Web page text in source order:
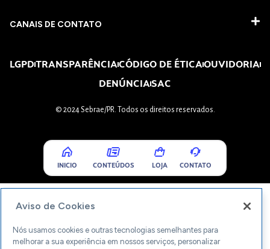
CANAIS DE CONTATO
LGPDTRANSPARÊNCIACÓDIGO DE ÉTICAOUVIDORIA
DENÚNCIASAC
© 2024 Sebrae/PR. Todos os direitos reservados.
INICIO CONTEÚDOS LOJA CONTATO
Aviso de Cookies
Nós usamos cookies e outras tecnologias semelhantes para
melhorar a sua experiência em nossos serviços, personalizar